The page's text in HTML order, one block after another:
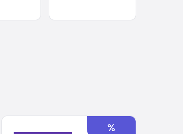
%